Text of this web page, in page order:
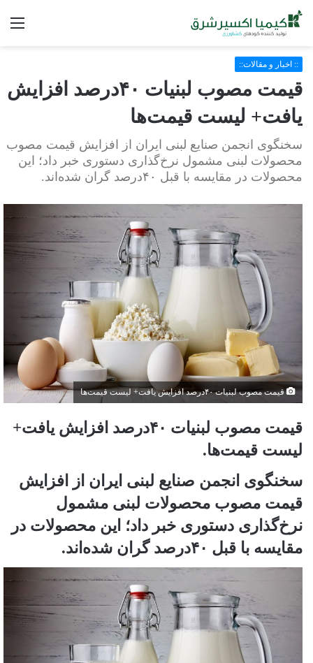
:: اخبار و مقالات::
قیمت مصوب لبنیات ۴۰درصد افزایش
یافت+ لیست قیمت‌ها
سخنگوی انجمن صنایع لبنی ایران از افزایش قیمت مصوب
محصولات لبنی مشمول نرخ‌گذاری دستوری خبر داد؛ این
محصولات در مقایسه با قبل ۴۰درصد گران شده‌اند.
قیمت مصوب لبنیات ۴۰درصد افزایش یافت+ لیست قیمت‌ها
قیمت مصوب لبنیات ۴۰درصد افزایش یافت+
لیست قیمت‌ها.
سخنگوی انجمن صنایع لبنی ایران از افزایش
قیمت مصوب محصولات لبنی مشمول
نرخ‌گذاری دستوری خبر داد؛ این محصولات در
مقایسه با قبل ۴۰درصد گران شده‌اند.